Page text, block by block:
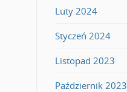
Luty 2024
Styczeń 2024
Listopad 2023
Październik 2023